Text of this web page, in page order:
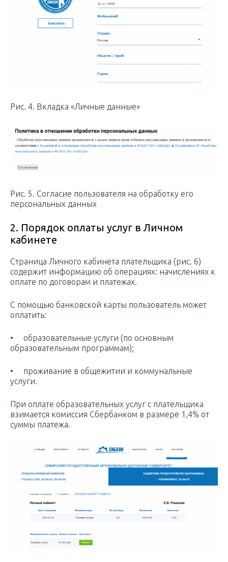
Рис. 4. Вкладка «Личные данные»
Рис. 5. Согласие пользователя на обработку его
персональных данных
2. Порядок оплаты услуг в Личном
кабинете
Страница Личного кабинета плательщика (рис. 6)
содержит информацию об операциях: начислениях к
оплате по договорам и платежах.
С помощью банковской карты пользователь может
оплатить:
• образовательные услуги (по основным
образовательным программам);
• проживание в общежитии и коммунальные
услуги.
При оплате образовательных услуг с плательщика
взимается комиссия Сбербанком в размере 1,4% от
суммы платежа.